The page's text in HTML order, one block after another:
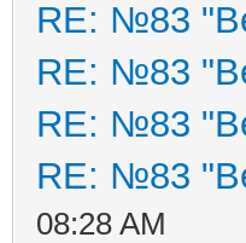
RE: №83
RE: №83
RE: №83
RE: №83
08:28 AM